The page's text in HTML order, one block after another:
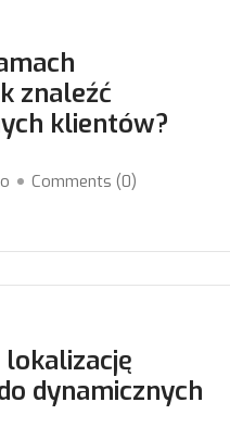
znaleźć
klientów?
Comments (0)
dynamicznych